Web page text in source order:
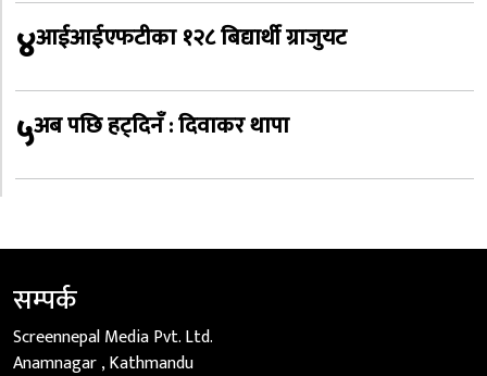
४आईआईएफटीका १२८ बिद्यार्थी ग्राजुयट
५अब पछि हट्दिनँ : दिवाकर थापा
सम्पर्क
Screennepal Media Pvt. Ltd.
Anamnagar , Kathmandu